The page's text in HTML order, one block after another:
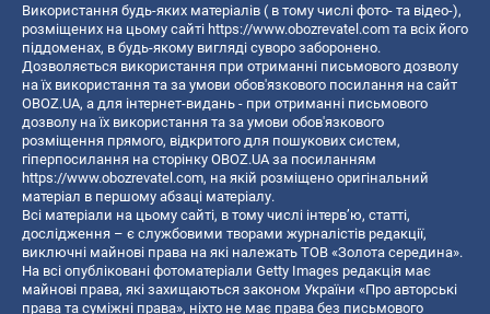
Використання будь-яких матеріалів ( в тому числі фото- та відео-),
розміщених на цьому сайті https://www.obozrevatel.com та всіх його
піддоменах, в будь-якому вигляді суворо заборонено.
Дозволяється використання при отриманні письмового дозволу
на їх використання та за умови обов'язкового посилання на сайт
OBOZ.UA, а для інтернет-видань - при отриманні письмового
дозволу на їх використання та за умови обов'язкового
розміщення прямого, відкритого для пошукових систем,
гіперпосилання на сторінку OBOZ.UA за посиланням
https://www.obozrevatel.com, на якій розміщено оригінальний
матеріал в першому абзаці матеріалу.
Всі матеріали на цьому сайті, в тому числі інтерв’ю, статті,
дослідження – є службовими творами журналістів редакції,
виключні майнові права на які належать ТОВ «Золота середина».
На всі опубліковані фотоматеріали Getty Images редакція має
майнові права, які захищаються законом України «Про авторські
права та суміжні права», ніхто не має права без письмового